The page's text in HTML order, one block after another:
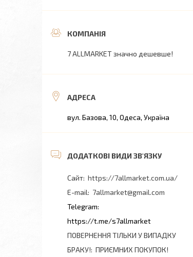
7 ALLMARKET значно дешевше!
вул. Базова, 10, Одеса, Україна
https://7allmarket.com.ua/
7allmarket@gmail.com
https://t.me/s7allmarket
ПОВЕРНЕННЯ ТІЛЬКИ У ВИПАДКУ
БРАКУ! ПРИЄМНИХ ПОКУПОК!